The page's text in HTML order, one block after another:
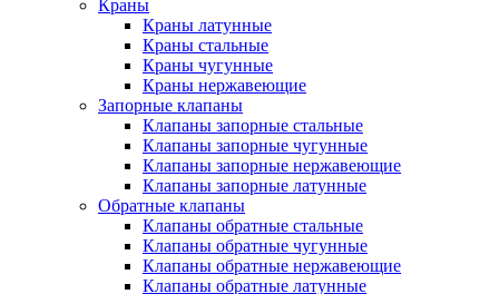
Краны
Краны латунные
Краны стальные
Краны чугунные
Краны нержавеющие
Запорные клапаны
Клапаны запорные стальные
Клапаны запорные чугунные
Клапаны запорные нержавеющие
Клапаны запорные латунные
Обратные клапаны
Клапаны обратные стальные
Клапаны обратные чугунные
Клапаны обратные нержавеющие
Клапаны обратные латунные